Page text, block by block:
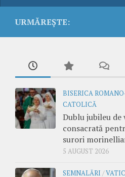
URMĂREȘTE:
BISERICA
CATOLICĂ
Dublu jubileu de
consacrată
surori
5 AUGUST 2026
SEMNALĂRI /